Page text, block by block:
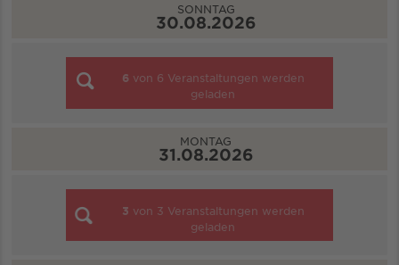
SONNTAG
30.08.2026
6 von 6 Veranstaltungen werden
geladen
MONTAG
31.08.2026
3 von 3 Veranstaltungen werden
geladen